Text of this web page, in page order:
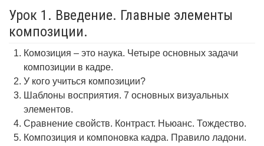
Урок 1. Введение. Главные элементы
композиции.
Комозиция – это наука. Четыре основных задачи
композиции в кадре.
У кого учиться композиции?
Шаблоны восприятия. 7 основных визуальных
элементов.
Сравнение свойств. Контраст. Ньюанс. Тождество.
Композиция и компоновка кадра. Правило ладони.